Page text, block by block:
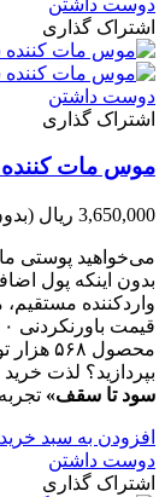
دوست داشتن
اشتراک گذاری
دوست داشتن
اشتراک گذاری
موس مات کننده
3,650,000 ریال
می‌خواهید پوستی
بدون اینکه پول
واردکننده
بپردازید؟ لذت
سود تا سقف»
افزودن به سبد خرید
دوست داشتن
اشتراک گذاری